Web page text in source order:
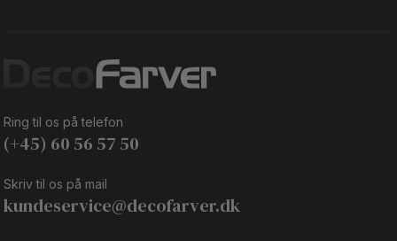
Ring til os på telefon
(+45) 60 56 57 50
Skriv til os på mail
kundeservice@decofarver.dk